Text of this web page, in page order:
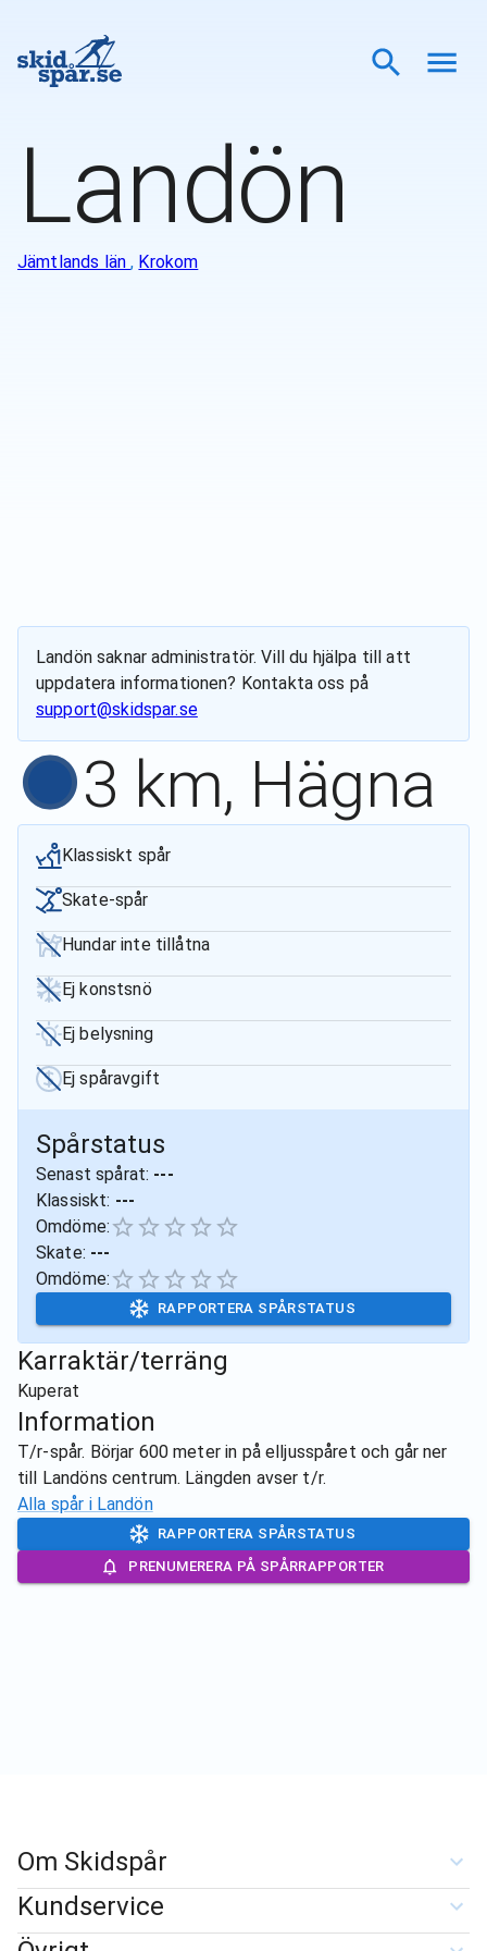
Landön
Jämtlands län, Krokom
Landönsaknar administratör. Vill du hjälpa till att
uppdatera informationen? Kontakta oss på
support@skidspar.se
3 km, Hägna
Klassiskt spår
Skate-spår
Hundar inte tillåtna
Ej konstsnö
Ej belysning
Ej spåravgift
Spårstatus
Senast spårat: ---
Klassiskt: ---
Omdöme:
Skate: ---
Omdöme:
RAPPORTERA SPÅRSTATUS
Karraktär/terräng
Kuperat
Information
T/r-spår. Börjar 600 meter in på elljusspåret och går ner
till Landöns centrum. Längden avser t/r.
Alla spår i Landön
RAPPORTERA SPÅRSTATUS
PRENUMERERA PÅ SPÅRRAPPORTER
Om Skidspår
Kundservice